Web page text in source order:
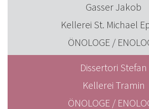
Gasser Jakob
Kellerei St. Michael
ÖNOLOGE /
Dissertori Stefan
Kellerei Tramin
ÖNOLOGE /